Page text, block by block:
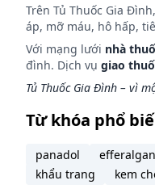
Dược động học
Mometason
xịt mũi, có sinh
định lượng thấp
lần đầu qua gan
hóa chính trong
Trên Tủ Thuốc Gia
áp, mỡ máu, hô hấp,
Với mạng lưới nhà
đình. Dịch vụ giao
Tủ Thuốc Gia Đình – vì
Từ khóa phổ
panadol efferalgan
khẩu trang
kem